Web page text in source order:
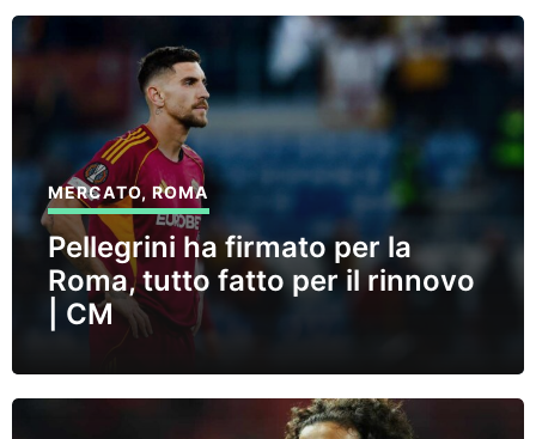
MERCATO,ROMA
Pellegrini ha firmato per la
Roma, tutto fatto per il rinnovo
| CM